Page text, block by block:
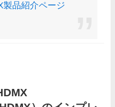
製品紹介ページ